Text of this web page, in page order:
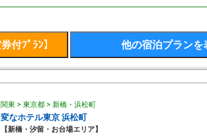
関東 > 東京都 > 新橋・浜松町
変なホテル東京 浜松町
【新橋・汐留・お台場エリア】